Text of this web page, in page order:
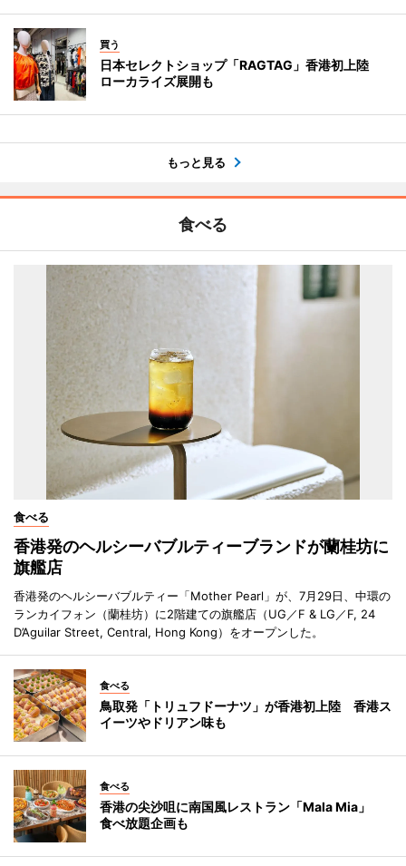
買う
日本セレクトショップ「RAGTAG」香港初上陸
ローカライズ展開も
もっと見る
食べる
食べる
香港発のヘルシーバブルティーブランドが蘭桂坊に
旗艦店
香港発のヘルシーバブルティー「Mother Pearl」が、7月29日、中環の
ランカイフォン（蘭桂坊）に2階建ての旗艦店（UG／F & LG／F, 24
D’Aguilar Street, Central, Hong Kong）をオープンした。
食べる
鳥取発「トリュフドーナツ」が香港初上陸 香港ス
イーツやドリアン味も
食べる
香港の尖沙咀に南国風レストラン「Mala Mia」
食べ放題企画も